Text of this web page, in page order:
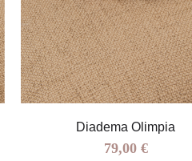
Diadema Olimpia
79,00 €